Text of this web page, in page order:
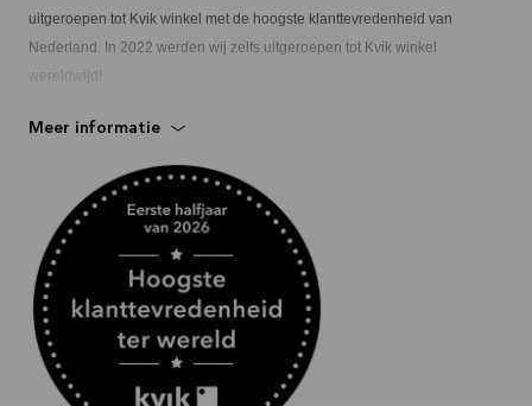
uitgeroepen tot Kvik winkel met de hoogste klanttevredenheid van
Nederland. In 2022 werden wij zelfs uitgeroepen tot Kvik winkel
wereldwijd!
betekenen? U kunt bij ons terecht in één van onze twee winkels in
Heerhugowaard of in Hoorn.
Via onze website kunt u een afspraak inplannen met een van onze
verkoopadviseurs. Ook op zakelijk gebied bent u bij ons aan het juiste
adres. Voor advies op maat kunt u altijd een afspraak inplannen met een
van onze B2B specialisten.
Meer informatie